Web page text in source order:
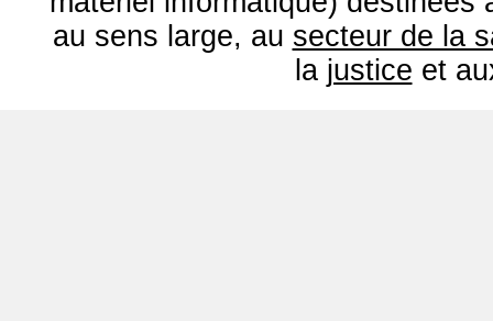
au sens large, au secteur de la
la justice et